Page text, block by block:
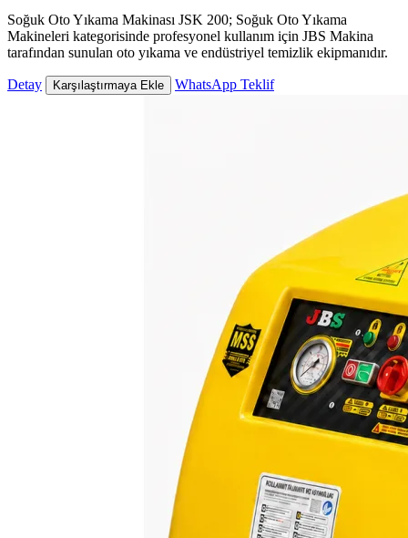
Soğuk Oto Yıkama Makinası JSK 200; Soğuk Oto Yıkama
Makineleri kategorisinde profesyonel kullanım için JBS Makina
tarafından sunulan oto yıkama ve endüstriyel temizlik ekipmanıdır.
Detay Karşılaştırmaya Ekle WhatsApp Teklif